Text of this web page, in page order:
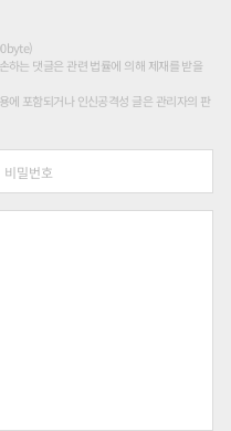
하는 댓글은 관련 법률에 의해 제재를 받을
에 포함되거나 인신공격성 글은 관리자의 판